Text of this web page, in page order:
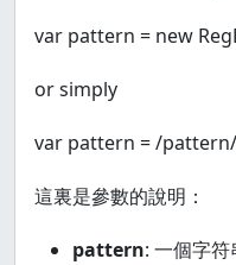
var pattern = new
or simply
var pattern = /
這裏是參數的說明：
pattern: 一個字